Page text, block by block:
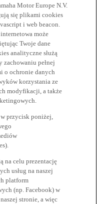
Motor Europe N.V.
się plikami cookies
i web beacon.
może
Twoje dane
analityczne służą
pełnej
o ochronie danych
korzystania ze
modyfikacji, a także
przycisk poniżej,
na celu prezentację
usług na naszej
platform
(np. Facebook) w
stronie, a więc